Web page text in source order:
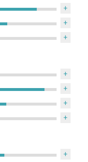
+
+
+
+
+
+
+
+